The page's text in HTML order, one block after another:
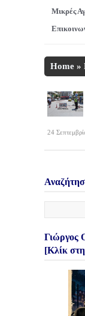
Μικρές
Home »
24
Γιώργος
[Κλίκ